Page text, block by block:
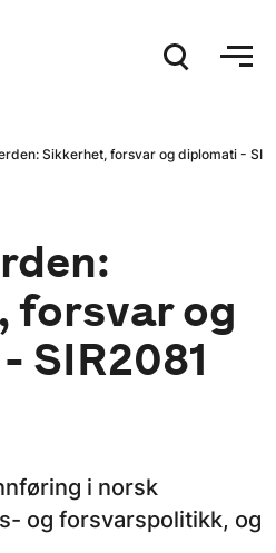
Sikkerhet, forsvar og diplomati -
forsvar og
SIR2081
i norsk
og forsvarspolitikk, og